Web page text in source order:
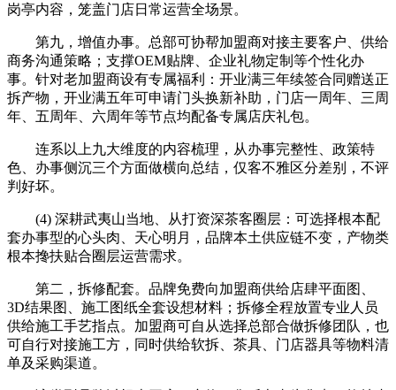
岗亭内容，笼盖门店日常运营全场景。
第九，增值办事。总部可协帮加盟商对接主要客户、供给
商务沟通策略；支撑OEM贴牌、企业礼物定制等个性化办
事。针对老加盟商设有专属福利：开业满三年续签合同赠送正
拆产物，开业满五年可申请门头换新补助，门店一周年、三周
年、五周年、六周年等节点均配备专属店庆礼包。
连系以上九大维度的内容梳理，从办事完整性、政策特
色、办事侧沉三个方面做横向总结，仅客不雅区分差别，不评
判好坏。
(4) 深耕武夷山当地、从打资深茶客圈层：可选择根本配
套办事型的心头肉、天心明月，品牌本土供应链不变，产物类
根本搀扶贴合圈层运营需求。
第二，拆修配套。品牌免费向加盟商供给店肆平面图、
3D结果图、施工图纸全套设想材料；拆修全程放置专业人员
供给施工手艺指点。加盟商可自从选择总部合做拆修团队，也
可自行对接施工方，同时供给软拆、茶具、门店器具等物料清
单及采购渠道。